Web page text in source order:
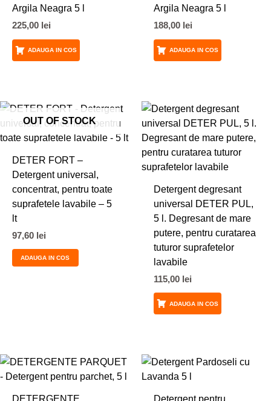
Argila Neagra 5 l
225,00 lei
ADAUGA IN COS
Argila Neagra 5 l
188,00 lei
ADAUGA IN COS
OUT OF STOCK
DETER FORT –
Detergent universal,
concentrat, pentru toate
suprafetele lavabile – 5
lt
97,60 lei
ADAUGA IN COS
Detergent degresant
universal DETER PUL,
5 l. Degresant de mare
putere, pentru curatarea
tuturor suprafetelor
lavabile
115,00 lei
ADAUGA IN COS
DETERGENTE Detergent pentru